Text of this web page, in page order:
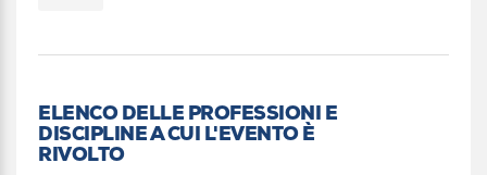
ELENCO DELLE PROFESSIONI E
DISCIPLINE A CUI L'EVENTO È
RIVOLTO